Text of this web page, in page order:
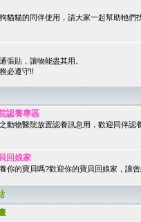
貓貓的同伴使用，請大家一起幫助牠們
張貼，讓物能盡其用。
必遵守!!
認養專區
動物醫院放置認養訊息用，歡迎同伴認
回娘家
你的寶貝嗎?歡迎你的寶貝回娘家，讓